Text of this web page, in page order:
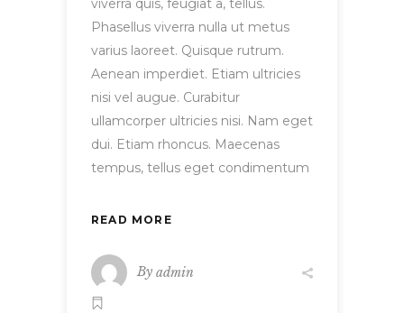
viverra quis, feugiat a, tellus.
Phasellus viverra nulla ut metus
varius laoreet. Quisque rutrum.
Aenean imperdiet. Etiam ultricies
nisi vel augue. Curabitur
ullamcorper ultricies nisi. Nam eget
dui. Etiam rhoncus. Maecenas
tempus, tellus eget condimentum
READ MORE
By admin